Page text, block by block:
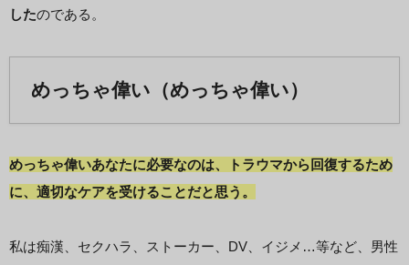
したのである。
めっちゃ偉い（めっちゃ偉い）
めっちゃ偉いあなたに必要なのは、トラウマから回復するため
に、適切なケアを受けることだと思う。
私は痴漢、セクハラ、ストーカー、DV、イジメ…等など、男性